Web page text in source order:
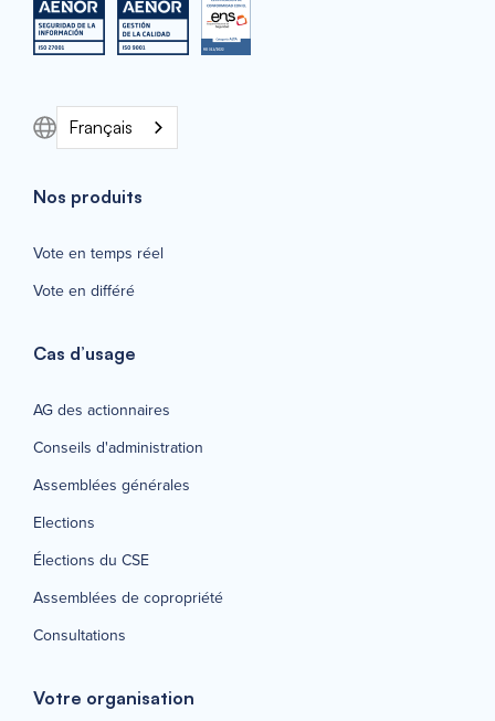
Français
Nos produits
Vote en temps réel
Vote en différé
Cas d’usage
AG des actionnaires
Conseils d'administration
Assemblées générales
Elections
Élections du CSE
Assemblées de copropriété
Consultations
Votre organisation